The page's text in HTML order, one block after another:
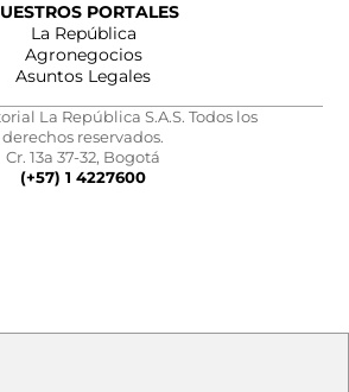
PORTALES
La República
Agronegocios
Asuntos Legales
La República S.A.S. Todos los
derechos reservados.
Cr. 13a 37-32, Bogotá
(+57) 1 4227600